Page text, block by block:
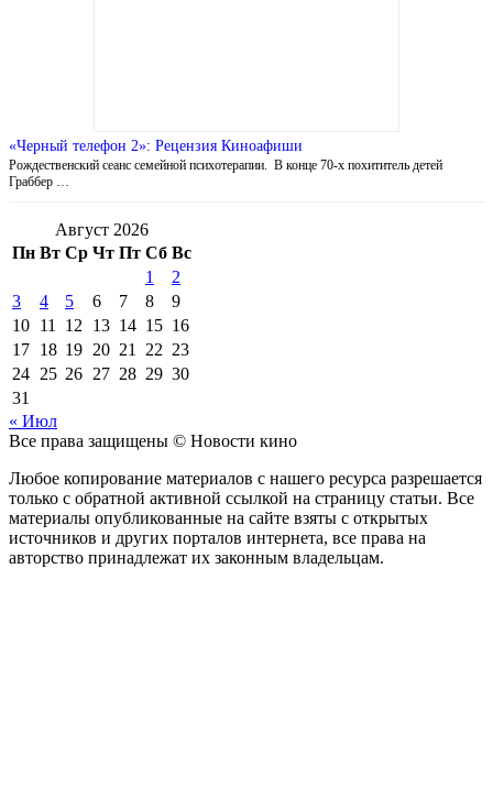
«Черный телефон 2»: Рецензия Киноафиши
Рождественский сеанс семейной психотерапии. В конце 70-х похититель детей
Граббер …
Август 2026
Пн Вт Ср Чт Пт Сб Вс
1
2
3
4 5 6 7 8
9
10 11 12 13 14 15 16
17 18 19 20 21 22 23
24 25 26 27 28 29 30
31
« Июл
Все права защищены © Новости кино
Любое копирование материалов с нашего ресурса разрешается
только с обратной активной ссылкой на страницу статьи. Все
материалы опубликованные на сайте взяты с открытых
источников и других порталов интернета, все права на
авторство принадлежат их законным владельцам.